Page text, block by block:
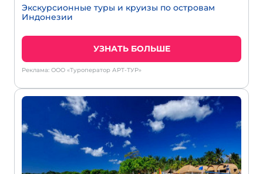
Экскурсионные туры и круизы по островам
Индонезии
УЗНАТЬ БОЛЬШЕ
Реклама: ООО «Туроператор АРТ-ТУР»